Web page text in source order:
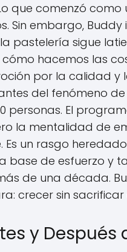
que comenzó como
Sin embargo,
pastelería sigue
hacemos las
por la calidad
del fenómeno
personas. El
la mentalidad de
un rasgo
base de esfuerzo
de una década.
crecer sin sacrificar
y